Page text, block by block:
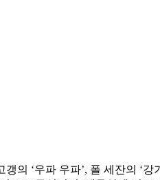
의 ‘우파 우파’, 폴 세잔의 ‘